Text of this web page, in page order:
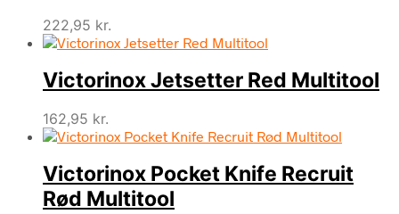
222,95 kr.
Victorinox Jetsetter Red Multitool
162,95 kr.
Victorinox Pocket Knife Recruit
Rød Multitool